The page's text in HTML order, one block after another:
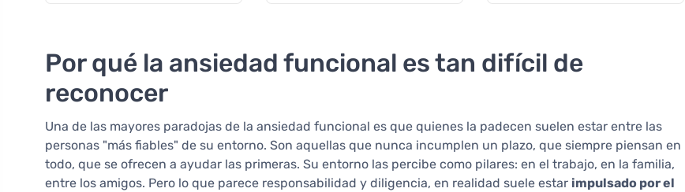
Por qué la ansiedad funcional es tan difícil de
reconocer
Una de las mayores paradojas de la ansiedad funcional es que quienes la padecen suelen estar entre las
personas "más fiables" de su entorno. Son aquellas que nunca incumplen un plazo, que siempre piensan en
todo, que se ofrecen a ayudar las primeras. Su entorno las percibe como pilares: en el trabajo, en la familia,
entre los amigos. Pero lo que parece responsabilidad y diligencia, en realidad suele estar impulsado por el